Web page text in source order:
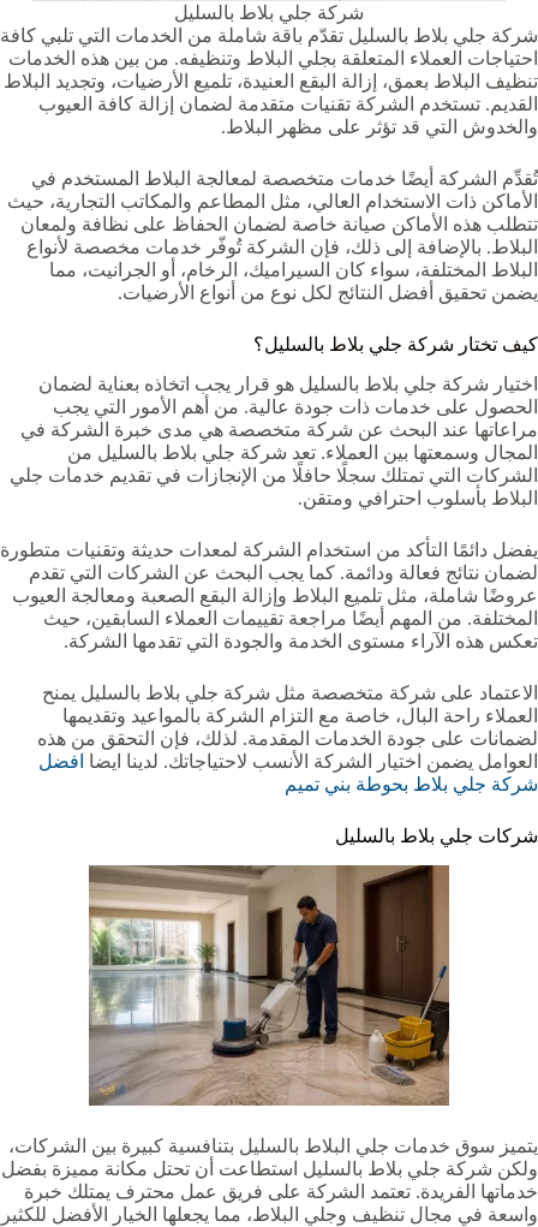
شركة جلي بلاط بالسليل
شركة جلي بلاط بالسليل تقدّم باقة شاملة من الخدمات التي تلبي كافة
احتياجات العملاء المتعلقة بجلي البلاط وتنظيفه. من بين هذه الخدمات
تنظيف البلاط بعمق، إزالة البقع العنيدة، تلميع الأرضيات، وتجديد البلاط
القديم. تستخدم الشركة تقنيات متقدمة لضمان إزالة كافة العيوب
والخدوش التي قد تؤثر على مظهر البلاط.
تُقدِّم الشركة أيضًا خدمات متخصصة لمعالجة البلاط المستخدم في
الأماكن ذات الاستخدام العالي، مثل المطاعم والمكاتب التجارية، حيث
تتطلب هذه الأماكن صيانة خاصة لضمان الحفاظ على نظافة ولمعان
البلاط. بالإضافة إلى ذلك، فإن الشركة تُوفّر خدمات مخصصة لأنواع
البلاط المختلفة، سواء كان السيراميك، الرخام، أو الجرانيت، مما
يضمن تحقيق أفضل النتائج لكل نوع من أنواع الأرضيات.
كيف تختار شركة جلي بلاط بالسليل؟
اختيار شركة جلي بلاط بالسليل هو قرار يجب اتخاذه بعناية لضمان
الحصول على خدمات ذات جودة عالية. من أهم الأمور التي يجب
مراعاتها عند البحث عن شركة متخصصة هي مدى خبرة الشركة في
المجال وسمعتها بين العملاء. تعد شركة جلي بلاط بالسليل من
الشركات التي تمتلك سجلًا حافلًا من الإنجازات في تقديم خدمات جلي
البلاط بأسلوب احترافي ومتقن.
يفضل دائمًا التأكد من استخدام الشركة لمعدات حديثة وتقنيات متطورة
لضمان نتائج فعالة ودائمة. كما يجب البحث عن الشركات التي تقدم
عروضًا شاملة، مثل تلميع البلاط وإزالة البقع الصعبة ومعالجة العيوب
المختلفة. من المهم أيضًا مراجعة تقييمات العملاء السابقين، حيث
تعكس هذه الآراء مستوى الخدمة والجودة التي تقدمها الشركة.
الاعتماد على شركة متخصصة مثل شركة جلي بلاط بالسليل يمنح
العملاء راحة البال، خاصة مع التزام الشركة بالمواعيد وتقديمها
لضمانات على جودة الخدمات المقدمة. لذلك، فإن التحقق من هذه
العوامل يضمن اختيار الشركة الأنسب لاحتياجاتك. لدينا ايضا افضل
شركة جلي بلاط بحوطة بني تميم
شركات جلي بلاط بالسليل
يتميز سوق خدمات جلي البلاط بالسليل بتنافسية كبيرة بين الشركات،
ولكن شركة جلي بلاط بالسليل استطاعت أن تحتل مكانة مميزة بفضل
خدماتها الفريدة. تعتمد الشركة على فريق عمل محترف يمتلك خبرة
واسعة في مجال تنظيف وجلي البلاط، مما يجعلها الخيار الأفضل للكثير